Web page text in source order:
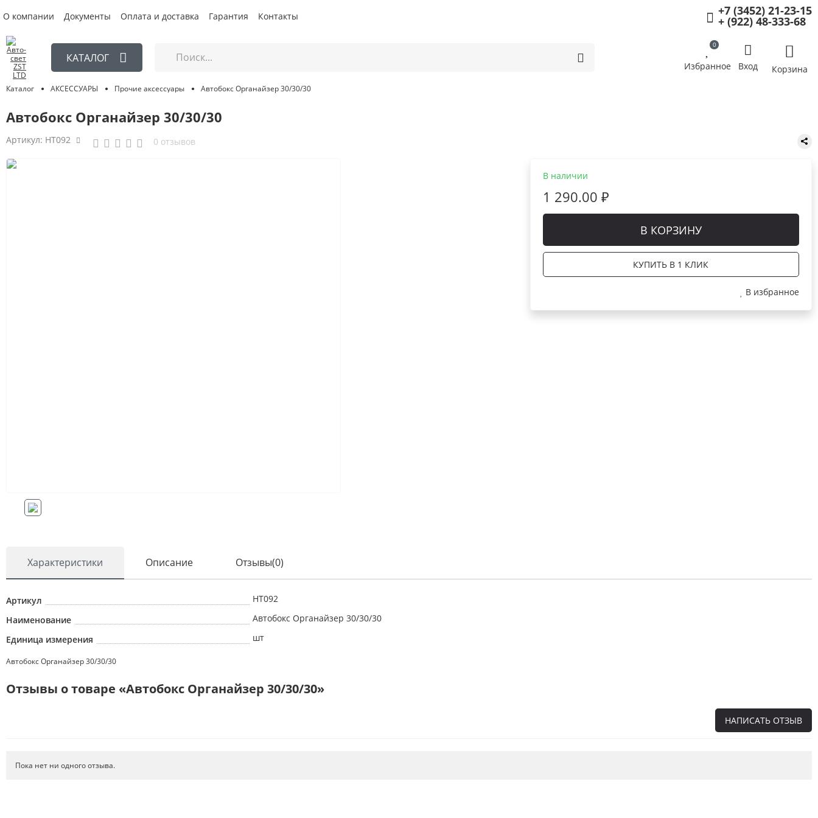
О компании Документы Оплата и доставка Гарантия Контакты +7 (3452) 21-23-15
+ (922) 48-333-68
КАТАЛОГ
ОПТИКА
АВТОХИМИЯ
ТОРМОЗНАЯ СИСТЕМА
0
Избранное Вход Корзина
Каталог АКСЕССУАРЫ Прочие аксессуары Автобокс Органайзер 30/30/30
Автобокс Органайзер 30/30/30
Артикул: HT092 0 отзывов
В наличии
1 290.00 ₽
В КОРЗИНУ
КУПИТЬ В 1 КЛИК
В избранное
Характеристики Описание Отзывы(0)
Артикул
HT092
Наименование
Автобокс Органайзер 30/30/30
Единица измерения
шт
Автобокс Органайзер 30/30/30
Отзывы о товаре «Автобокс Органайзер 30/30/30»
НАПИСАТЬ ОТЗЫВ
Пока нет ни одного отзыва.